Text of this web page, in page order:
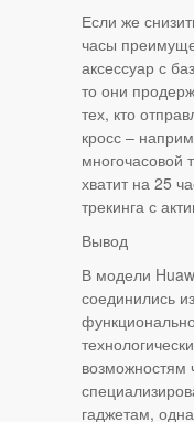
Если же
часы
аксессуар с
то они
тех, кто
кросс –
многочасовой
хватит на 25
трекинга с
Вывод
В модели
соединились
возможностям
гаджетам,